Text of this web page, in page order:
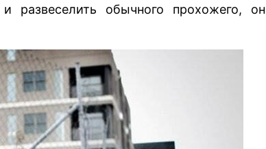
развеселить обычного прохожего, он